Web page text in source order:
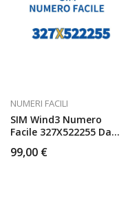
NUMERI FACILI
SIM Wind3 Numero
Facile 327X522255 Da
99,00 €